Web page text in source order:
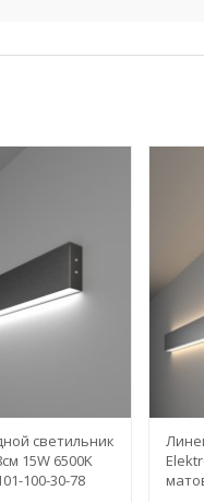
светильник
15W 6500K
100-30-78